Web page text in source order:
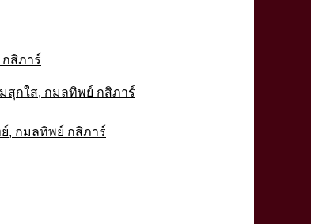
สิภาร์
สุกใส, กมลทิพย์ กสิภาร์
, กมลทิพย์ กสิภาร์